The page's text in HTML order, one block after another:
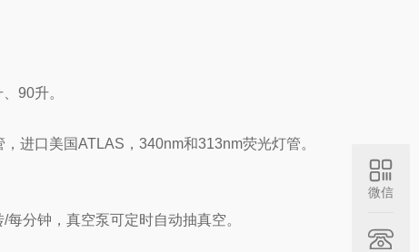
90升。
进口美国ATLAS，340nm和313nm荧光灯管。
分钟，真空泵可定时自动抽真空。
微信